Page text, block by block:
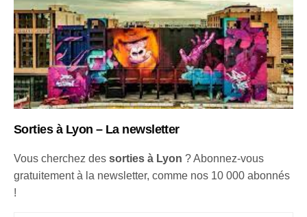
Sorties à Lyon – La newsletter
Vous cherchez dessorties à Lyon ? Abonnez-vous
gratuitement à la newsletter, comme nos 10 000 abonnés
!